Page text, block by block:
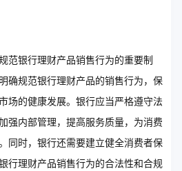
范银行理财产品销售行为的重要制
确规范银行理财产品的销售行为，保
场的健康发展。银行应当严格遵守法
强内部管理，提高服务质量，为消费
同时，银行还需要建立健全消费者保
行理财产品销售行为的合法性和合规